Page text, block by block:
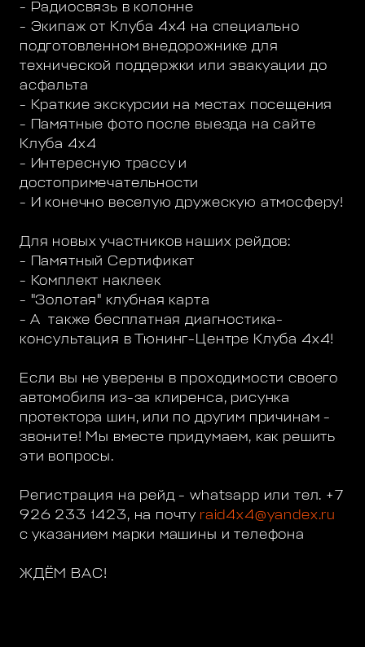
- Радиосвязь в колонне
- Экипаж от Клуба 4х4 на специально
подготовленном внедорожнике для
технической поддержки или эвакуации до
асфальта
- Краткие экскурсии на местах посещения
- Памятные фото после выезда на сайте
Клуба 4х4
- Интересную трассу и
достопримечательности
- И конечно веселую дружескую атмосферу!
Для новых участников наших рейдов:
- Памятный Сертификат
- Комплект наклеек
- "Золотая" клубная карта
- А также бесплатная диагностика-
консультация в Тюнинг-Центре Клуба 4х4!
Если вы не уверены в проходимости своего
автомобиля из-за клиренса, рисунка
протектора шин, или по другим причинам -
звоните! Мы вместе придумаем, как решить
эти вопросы.
Регистрация на рейд - whatsapp или тел. +7
926 233 1423, на почту raid4x4@yandex.ru
с указанием марки машины и телефона
ЖДЁМ ВАС!